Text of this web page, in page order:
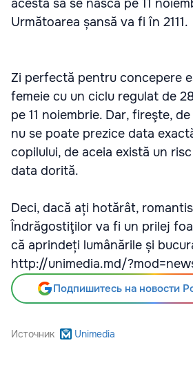
acesta să se nască pe 11
Următoarea șansă va fi în 2111.
Zi perfectă pentru concepere
femeie cu un ciclu regulat de
pe 11 noiembrie. Dar, fireşte,
nu se poate prezice data
copilului, de aceia există un
data dorită.
Deci, dacă ați hotărât,
Îndrăgostiţilor va fi un prilej
că aprindeți lumânările și
http://unimedia.md/
Подпишитесь на новости
Источник Unimedia